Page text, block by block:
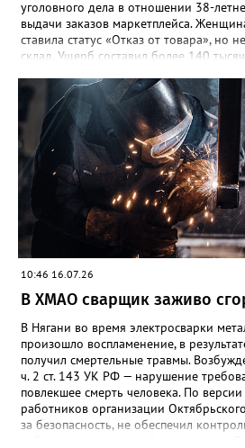
уголовного дела в отношении 38-
выдачи заказов маркетплейса.
ставила статус «Отказ от товара», но
склад. Ущерб составил более 140
личный телефон заказы с доставкой
в приложении она проставляла статус
заявку на возврат не оформляла и
отправляла. Таким образом, товары
торговая организация несла убытки.
фигурантка призналась в содеянном и
ущерб — более 140 тысяч рублей.
159 УК РФ направлено в суд.
10:46 16.07.26
В ХМАО сварщик заживо
В Нягани во время электросварки
произошло воспламенение, в
получил смертельные травмы.
ч. 2 ст. 143 УК РФ — нарушение
повлекшее смерть человека. По
работников организации
за безопасность, не обеспечил